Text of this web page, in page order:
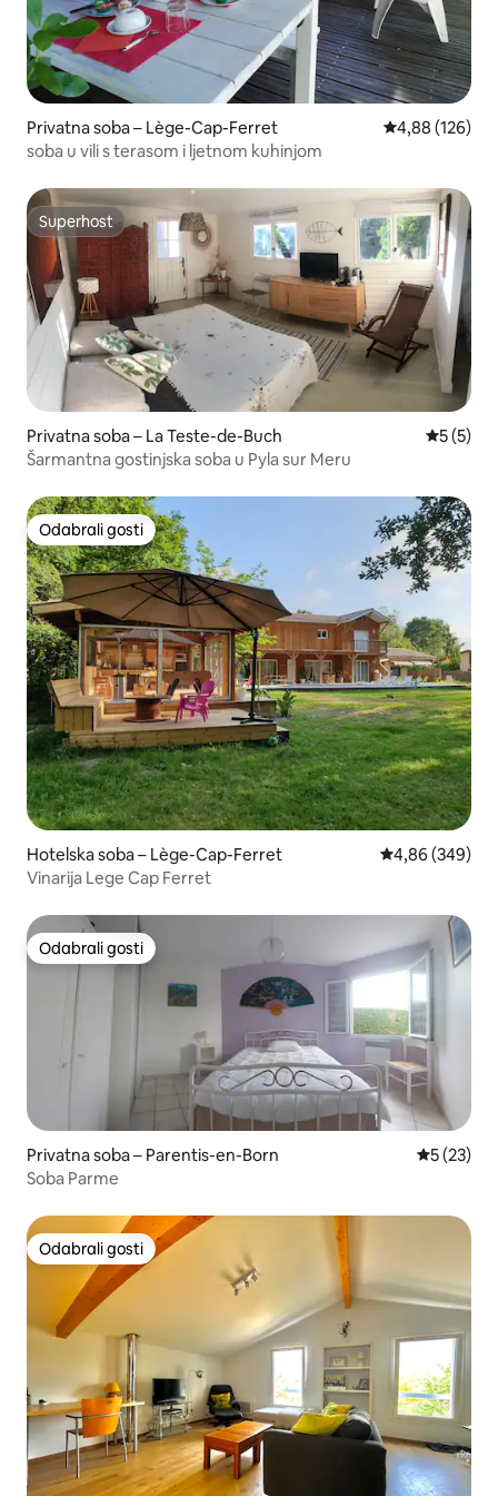
Privatna soba – Lège-Cap-Ferret Prosječna
4,88 (126)
soba u vili s terasom i ljetnom kuhinjom
Superhost
Superhost
Privatna soba – La Teste-de-Buch
5 (5)
Šarmantna gostinjska soba u Pyla sur Meru
Odabrali gosti
Odabrali gosti
Hotelska soba – Lège-Cap-Ferret Prosječna
4,86 (349)
Vinarija Lege Cap Ferret
Odabrali gosti
Odabrali gosti
Privatna soba – Parentis-en-Born Prosječna
5 (23)
Soba Parme
Odabrali gosti
Odabrali gosti